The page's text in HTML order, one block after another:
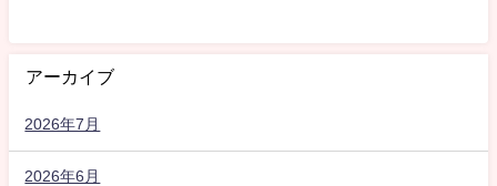
アーカイブ
2026年7月
2026年6月